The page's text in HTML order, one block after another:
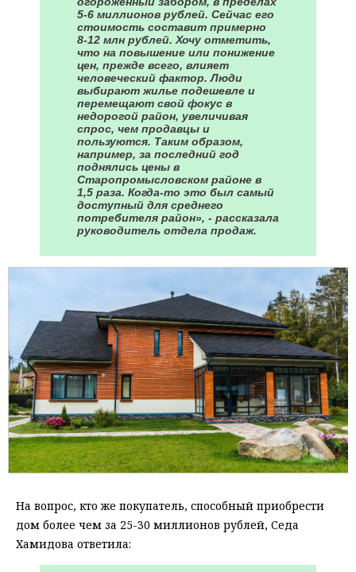
5-6 миллионов рублей. Сейчас его
стоимость составит примерно
8-12 млн рублей. Хочу отметить,
что на повышение или понижение
цен, прежде всего, влияет
человеческий фактор. Люди
выбирают жилье подешевле и
перемещают свой фокус в
недорогой район, увеличивая
спрос, чем продавцы и
пользуются. Таким образом,
например, за последний год
поднялись цены в
Старопромысловском районе в
1,5 раза. Когда-то это был самый
доступный для среднего
потребителя район», - рассказала
руководитель отдела продаж.
На вопрос, кто же покупатель, способный приобрести
дом более чем за 25-30 миллионов рублей, Седа
Хамидова ответила: